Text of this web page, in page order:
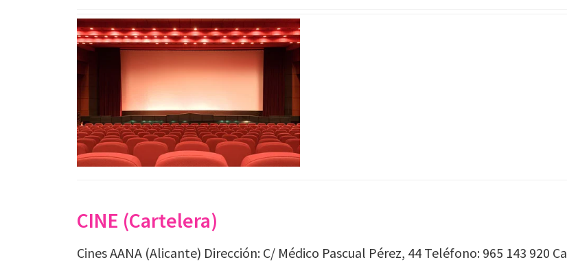
CINE (Cartelera)
Cines AANA (Alicante) Dirección: C/ Médico Pascual Pérez, 44 Teléfono: 965 143 920 Ca